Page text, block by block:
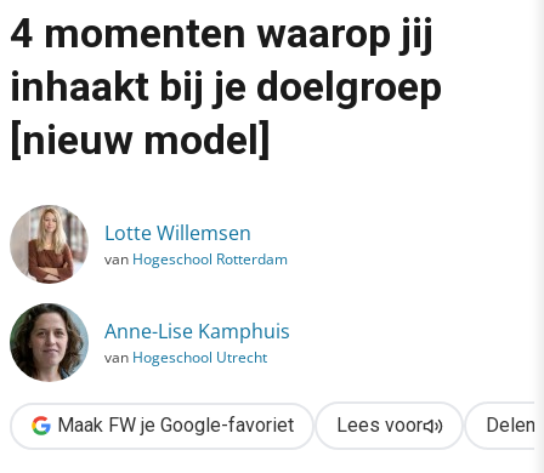
Alle artikelen
4 momenten waarop jij inhaakt bij je doelgroep [nieuw model]
4 momenten waarop jij
inhaakt bij je doelgroep
[nieuw model]
Lotte Willemsen
van Hogeschool Rotterdam
Anne-Lise Kamphuis
van Hogeschool Utrecht
Maak FW je Google-favoriet Lees voor Delen